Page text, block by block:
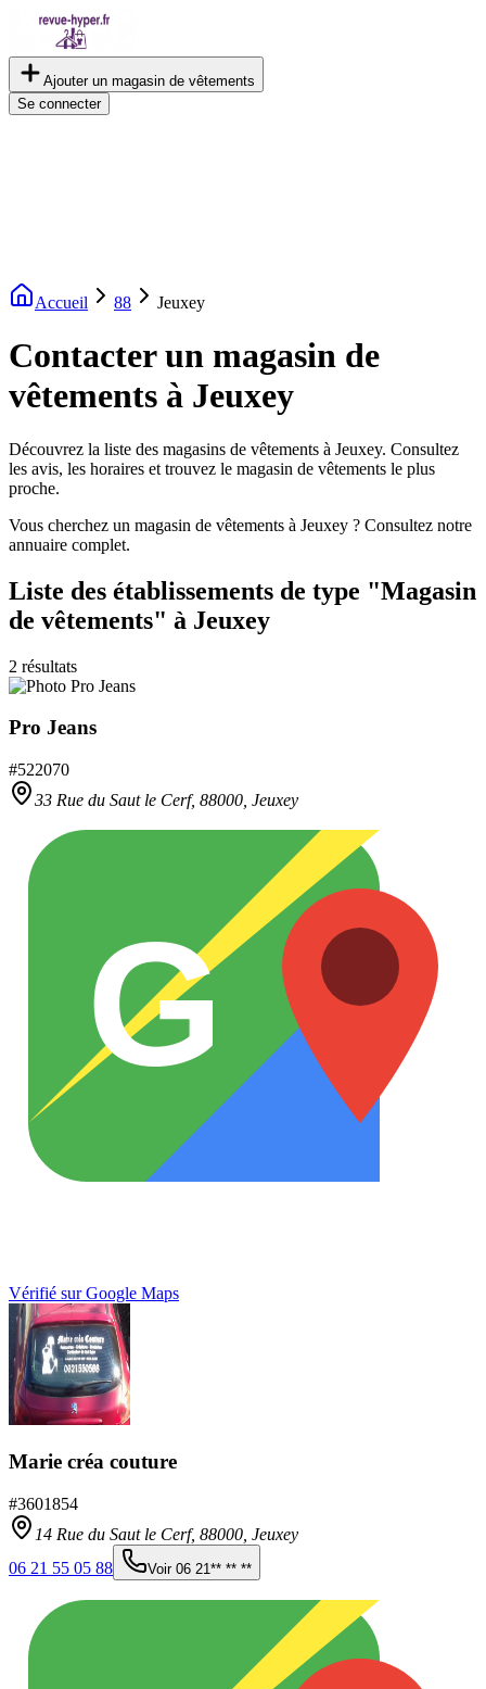
Ajouter un magasin de vêtements
Se connecter
Accueil 88 Jeuxey
Contacter un magasin de
vêtements à Jeuxey
Découvrez la liste des magasins de vêtements à Jeuxey. Consultez
les avis, les horaires et trouvez le magasin de vêtements le plus
proche.
Vous cherchez un magasin de vêtements à Jeuxey ? Consultez notre
annuaire complet.
Liste des établissements de type "Magasin
de vêtements" à Jeuxey
2 résultats
Pro Jeans
#522070
33 Rue du Saut le Cerf, 88000 Jeuxey
G
Vérifié sur Google Maps
Marie créa couture
#3601854
14 Rue du Saut le Cerf, 88000 Jeuxey
06 21 55 05 88
Voir 06 21** ** **